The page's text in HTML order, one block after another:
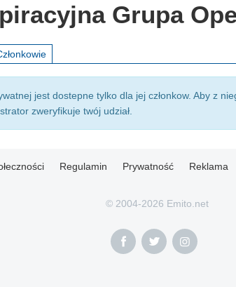
Grupa
jest dostepne tylko dla jej członkow. Aby z
zweryfikuje twój udział.
Regulamin Prywatność Reklama
© 2004-2026 Emito.net